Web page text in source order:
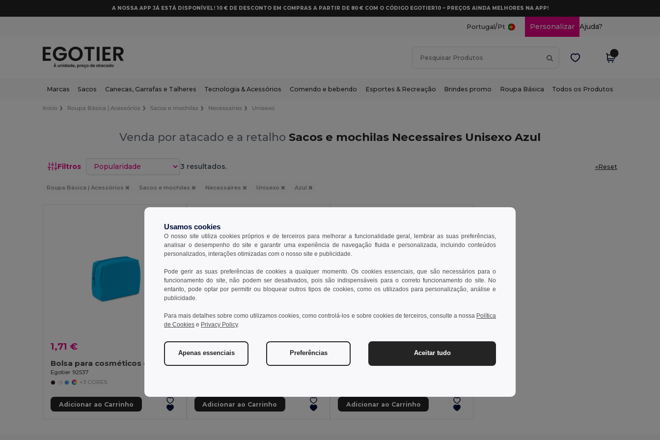
A NOSSA APP JÁ ESTÁ DISPONÍVEL! 10 € DE DESCONTO EM COMPRAS A PARTIR DE 80 € COM O CÓDIGO EGOTIER10 – PREÇOS AINDA MELHORES NA APP!
Portugal /Pt Personalizar Ajuda?
Marcas Sacos Canecas, Garrafas e Talheres Tecnologia & Acessórios Comendo e bebendo Esportes & Recreação Brindes promo Roupa Básica Todos os Produtos
Início Roupa Básica | Acessórios Sacos e mochilas Necessaires Unisexo
Venda por atacado e a retalho Sacos e mochilas Necessaires Unisexo Azul
Filtros Classificar por 3 resultados. «Reset
Roupa Básica | Acessórios Sacos e mochilas Necessaires Unisexo Azul
1,71 €
Bolsa para cosméticos em poliéster 600D de alta densidade
Egotier 92537
+3 CORES
Adicionar ao Carrinho
Bolsa para cosméticos 100% algodão (340 g/m²) bicolor
Adicionar ao Carrinho
5,68 €
Adicionar ao Carrinho
Usamos cookies
O nosso site utiliza cookies próprios e de terceiros para melhorar a funcionalidade geral, lembrar as suas preferências,
analisar o desempenho do site e garantir uma experiência de navegação fluida e personalizada, incluindo conteúdos
personalizados, interações otimizadas com o nosso site e publicidade.
Pode gerir as suas preferências de cookies a qualquer momento. Os cookies essenciais, que são necessários para o
funcionamento do site, não podem ser desativados, pois são indispensáveis para o correto funcionamento do site. No
entanto, pode optar por permitir ou bloquear outros tipos de cookies, como os utilizados para personalização, análise e
publicidade.
Para mais detalhes sobre como utilizamos cookies, como controlá-los e sobre cookies de terceiros, consulte a nossa Política
de Cookies e Privacy Policy.
Apenas essenciais Preferências Aceitar tudo